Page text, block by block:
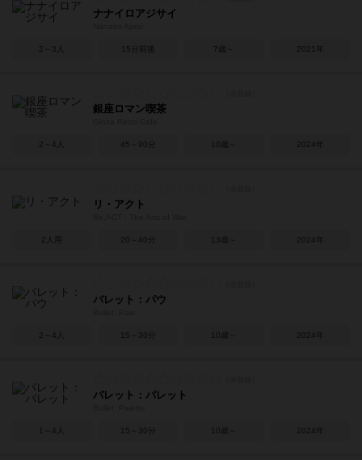
ナナイロアジサイ
2～3人 15分前後 7歳～ 2021年
銀座ロマン喫茶
2～4人 45～90分 10歳～ 2024年
リ・アクト
2人用 20～40分 13歳～ 2024年
バレット：パウ
2～4人 15～30分 10歳～ 2024年
バレット：パレット
1～4人 15～30分 10歳～ 2024年